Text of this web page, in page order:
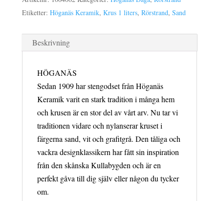
sand
Etiketter: Höganäs Keramik, Krus 1 liters, Rörstrand, Sand
Beskrivning
HÖGANÄS
Sedan 1909 har stengodset från Höganäs
Keramik varit en stark tradition i många hem
och krusen är en stor del av vårt arv. Nu tar vi
traditionen vidare och nylanserar kruset i
färgerna sand, vit och grafitgrå. Den tåliga och
vackra designklassikern har fått sin inspiration
från den skånska Kullabygden och är en
perfekt gåva till dig själv eller någon du tycker
om.